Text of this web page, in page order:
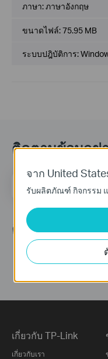
ภาษา:ภาษาอังกฤษ
ขนาดไฟล์:75.95 MB
ระบบปฎิบัติการ:
ติดตามข้อมูลข่
ติดตามเรา
เกี่ยวกับ TP-Link
เกี่ยวกับเรา
จาก United
รับผลิตภัณฑ์ กิจกรรม